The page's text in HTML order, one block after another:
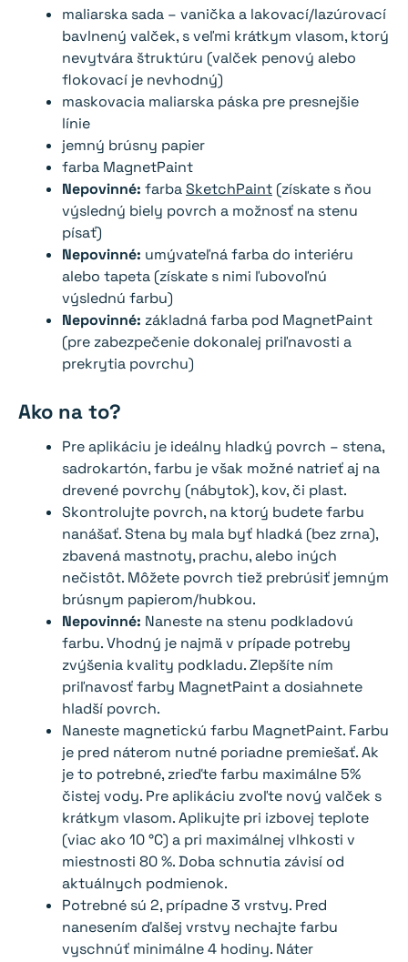
maliarska sada – vanička a lakovací/lazúrovací
bavlnený valček, s veľmi krátkym vlasom, ktorý
nevytvára štruktúru (valček penový alebo
flokovací je nevhodný)
maskovacia maliarska páska pre presnejšie
línie
jemný brúsny papier
farba MagnetPaint
Nepovinné: farbaSketchPaint (získate s ňou
výsledný biely povrch a možnosť na stenu
písať)
Nepovinné: umývateľná farba do interiéru
alebo tapeta (získate s nimi ľubovoľnú
výslednú farbu)
Nepovinné: základná farba pod MagnetPaint
(pre zabezpečenie dokonalej priľnavosti a
prekrytia povrchu)
Ako na to?
Pre aplikáciu je ideálny hladký povrch – stena,
sadrokartón, farbu je však možné natrieť aj na
drevené povrchy (nábytok), kov, či plast.
Skontrolujte povrch, na ktorý budete farbu
nanášať. Stena by mala byť hladká (bez zrna),
zbavená mastnoty, prachu, alebo iných
nečistôt. Môžete povrch tiež prebrúsiť jemným
brúsnym papierom/hubkou.
Nepovinné: Naneste na stenu podkladovú
farbu. Vhodný je najmä v prípade potreby
zvýšenia kvality podkladu. Zlepšíte ním
priľnavosť farby MagnetPaint a dosiahnete
hladší povrch.
Naneste magnetickú farbu MagnetPaint. Farbu
je pred náterom nutné poriadne premiešať. Ak
je to potrebné, zrieďte farbu maximálne 5%
čistej vody. Pre aplikáciu zvoľte nový valček s
krátkym vlasom. Aplikujte pri izbovej teplote
(viac ako 10 °C) a pri maximálnej vlhkosti v
miestnosti 80 %. Doba schnutia závisí od
aktuálnych podmienok.
Potrebné sú 2, prípadne 3 vrstvy. Pred
nanesením ďalšej vrstvy nechajte farbu
vyschnúť minimálne 4 hodiny. Náter